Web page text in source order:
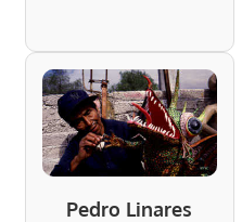
Pedro Linares